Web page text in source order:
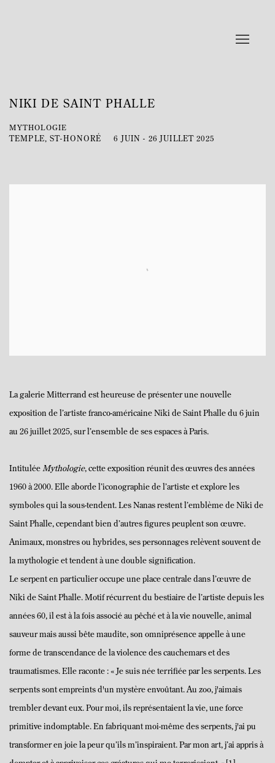
NIKI DE SAINT PHALLE
MYTHOLOGIE
6 JUIN - 26 JUILLET 2025
TEMPLE, ST-HONORÉ
La galerie Mitterrand est heureuse de présenter une nouvelle
exposition de l’artiste franco-américaine Niki de Saint Phalle du 6 juin
au 26 juillet 2025, sur l’ensemble de ses espaces à Paris.
Intitulée Mythologie, cette exposition réunit des œuvres des années
1960 à 2000. Elle aborde l’iconographie de l’artiste et explore les
symboles qui la sous-tendent. Les Nanas restent l’emblème de Niki de
Saint Phalle, cependant bien d’autres figures peuplent son œuvre.
Animaux, monstres ou hybrides, ses personnages relèvent souvent de
la mythologie et tendent à une double signification.
Le serpent en particulier occupe une place centrale dans l’œuvre de
Niki de Saint Phalle. Motif récurrent du bestiaire de l’artiste depuis les
années 60, il est à la fois associé au pêché et à la vie nouvelle, animal
sauveur mais aussi bête maudite, son omniprésence appelle à une
forme de transcendance de la violence des cauchemars et des
traumatismes. Elle raconte : « Je suis née terrifiée par les serpents. Les
serpents sont empreints d'un mystère envoûtant. Au zoo, j'aimais
trembler devant eux. Pour moi, ils représentaient la vie, une force
primitive indomptable. En fabriquant moi-même des serpents, j'ai pu
transformer en joie la peur qu’ils m’inspiraient. Par mon art, j’ai appris à